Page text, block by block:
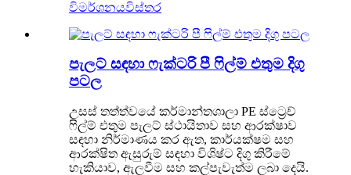
විමර්ශනයවිස්තර
පැලට් සඳහා ෆැක්ටරි පී ෆිල්ම් එතුම දිගු
පටල
උසස් තත්ත්වයේ කර්මාන්තශාලා PE ස්ට්‍රෙච්
ෆිල්ම් එතුම පැලට් ස්ථායිතාව සහ ආරක්ෂාව
සඳහා නිර්මාණය කර ඇත, කාර්යක්ෂම සහ
ආරක්ෂිත ඇසුරුම් සඳහා විශිෂ්ට දිගු කිරීමේ
හැකියාව, ඇලවීම සහ කල්පැවැත්ම ලබා දෙයි.